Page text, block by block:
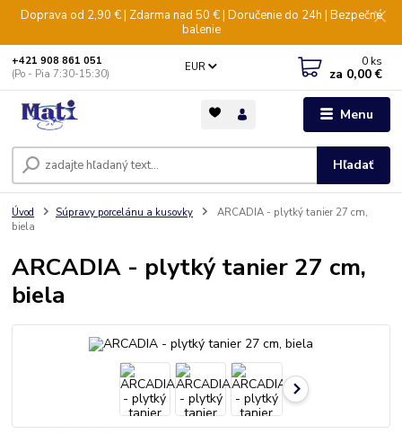
Doprava od 2,90 € | Zdarma nad 50 € | Doručenie do 24h | Bezpečné
balenie
Menu
EUR
Hľadať
+421 908 861 051
(Po - Pia 7:30-15:30)
0 ks
za 0,00 €
Úvod Súpravy porcelánu a kusovky
ARCADIA - plytký tanier 27 cm,
biela
ARCADIA - plytký tanier 27 cm,
biela